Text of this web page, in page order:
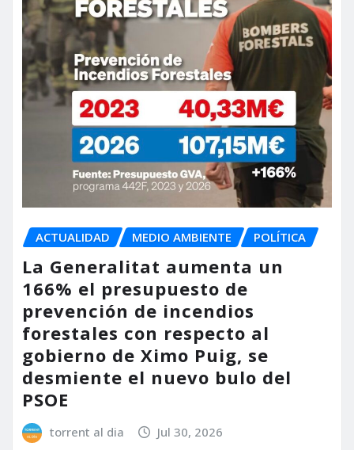
ACTUALIDAD MEDIO AMBIENTE POLÍTICA
La Generalitat aumenta un
166% el presupuesto de
prevención de incendios
forestales con respecto al
gobierno de Ximo Puig, se
desmiente el nuevo bulo del
PSOE
torrent al dia Jul 30, 2026